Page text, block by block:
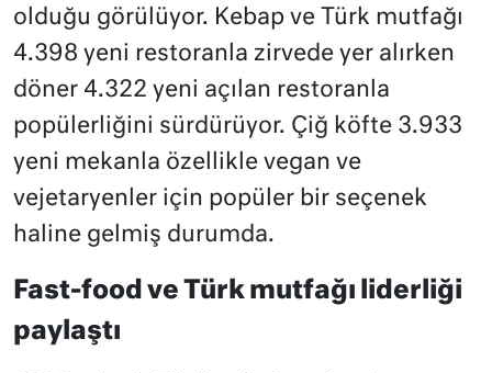
olduğu görülüyor. Kebap ve Türk mutfağı
4.398 yeni restoranla zirvede yer alırken
döner 4.322 yeni açılan restoranla
popülerliğini sürdürüyor. Çiğ köfte 3.933
yeni mekanla özellikle vegan ve
vejetaryenler için popüler bir seçenek
haline gelmiş durumda.
Fast-food ve Türk mutfağı liderliği
paylaştı